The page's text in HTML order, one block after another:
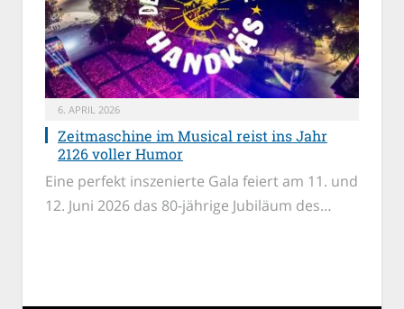
6. APRIL 2026
Zeitmaschine im Musical reist ins Jahr
2126 voller Humor
Eine perfekt inszenierte Gala feiert am 11. und
12. Juni 2026 das 80-jährige Jubiläum des…